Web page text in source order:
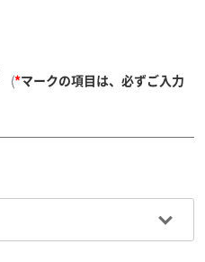
(*マークの項目は、必ずご入力